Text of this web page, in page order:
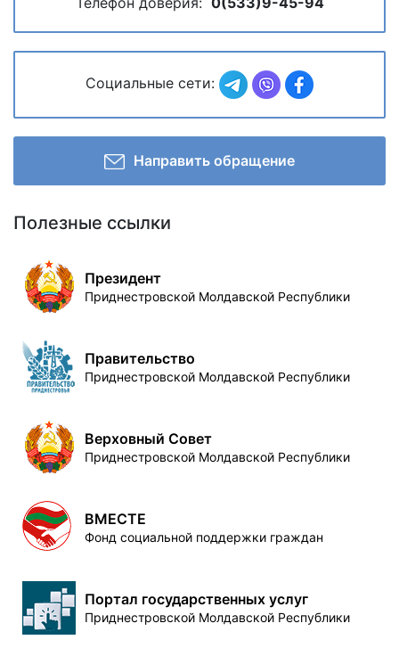
Социальные сети:
Направить обращение
Полезные ссылки
Президент
Приднестровской Молдавской Республики
Правительство
Приднестровской Молдавской Республики
Верховный Совет
Приднестровской Молдавской Республики
ВМЕСТЕ
Фонд социальной поддержки граждан
Портал государственных услуг
Приднестровской Молдавской Республики